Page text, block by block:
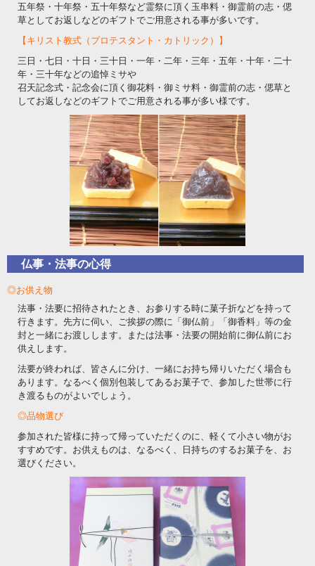
五年祭・十年祭・五十年祭など霊祭に頂く玉串料・御霊前の志・偲
草としてお返しなどのギフトでご用意される事が多いです。
【キリスト教式（プロテスタント・カトリック）】
三日・七日・十日・三十日・一年・二年・三年・五年・十年・二十
年・三十年などの追悼ミサや
召天記念式・記念会に頂く御花料・御ミサ料・御霊前の志・偲草と
してお返しなどのギフトでご用意される事が多い様です。
仏事・法事の心得
◎お供え物
法事・法要に招待されたとき、お参りする時に菓子折などを持って
行きます。先方に伺い、ご挨拶の際に「御仏前」「御香料」等の金
封と一緒にお渡しします。または法事・法要の開始前に御仏前にお
供えします。
法要が終われば、皆さんに分け、一緒にお持ち帰りいただく場合も
あります。なるべく個別包装してあるお菓子で、参加した世帯に行
き渡るものがよいでしょう。
◎品物選び
参加された皆様に持って帰っていただくのに、軽くて小さい物がお
すすめです。お供えものは、なるべく、日持ちのするお菓子を、お
選びください。